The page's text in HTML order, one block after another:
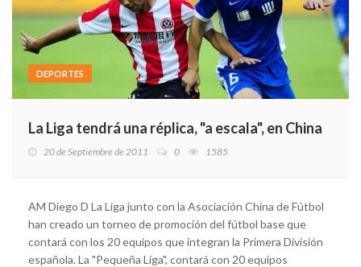
DEPORTES
La Liga tendrá una réplica, "a escala", en China
20 de Septiembre de 2011 0 1585
AM Diego D La Liga junto con la Asociación China de Fútbol
han creado un torneo de promoción del fútbol base que
contará con los 20 equipos que integran la Primera División
española. La "Pequeña Liga", contará con 20 equipos